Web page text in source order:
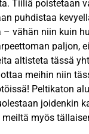
Tiiliä poistetaan
puhdistaa
vähän niin kuin
paljon,
altisteta tässä
meihin niin
Peltikaton
joidenkin
myös